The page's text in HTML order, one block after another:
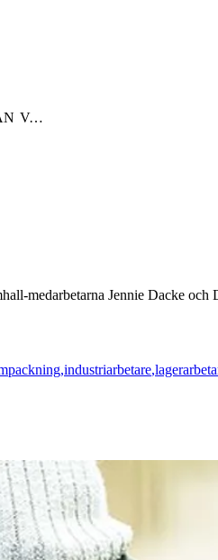
TOUCH COATING KAN VARA TRYGGA MED VÅR KUNSKAP
medarbetarna Jennie Dacke
industriarbetare